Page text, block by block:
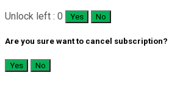
Unlock left : 0 Yes No
Are you sure want to cancel subscription?
Yes No